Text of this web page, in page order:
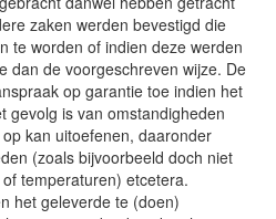
zaken werden bevestigd die
te worden of indien deze werden
dan de voorgeschreven wijze. De
op garantie toe indien het
gevolg is van omstandigheden
kan uitoefenen, daaronder
(zoals bijvoorbeeld doch niet
temperaturen) etcetera.
het geleverde te (doen)